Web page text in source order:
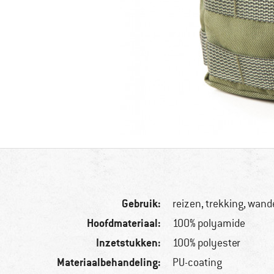
Gebruik: reizen, trekking,
Hoofdmateriaal: 100% polyamide
Inzetstukken: 100% polyester
Materiaalbehandeling: PU-coating